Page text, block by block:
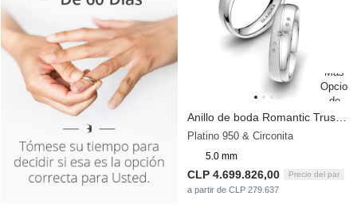
Platino 950 & Circonita
5.0 mm
CLP 4.699.826,00 Precio del par
a partir de CLP 279.637